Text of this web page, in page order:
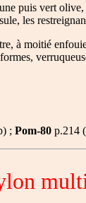
puis vert
les
à moitié
; Pom-80 p.214